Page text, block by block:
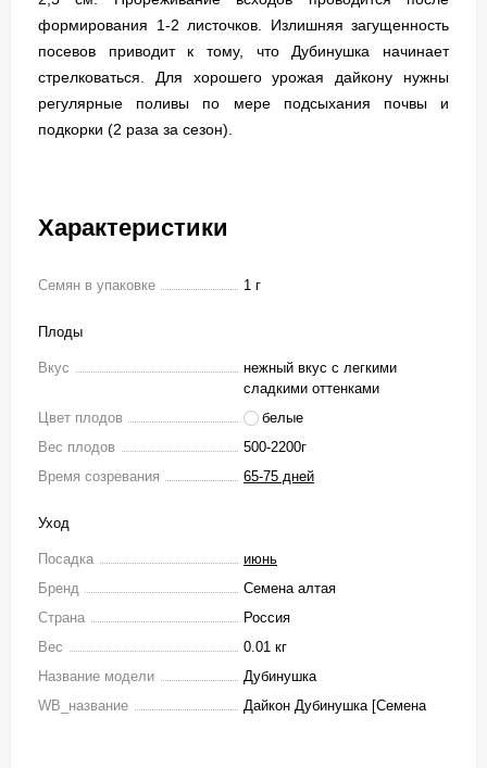
формирования 1-2 листочков. Излишняя загущенность
посевов приводит к тому, что Дубинушка начинает
стрелковаться. Для хорошего урожая дайкону нужны
регулярные поливы по мере подсыхания почвы и
подкорки (2 раза за сезон).
Характеристики
Семян в упаковке 1 г
Плоды
Вкус
нежный вкус с легкими
сладкими оттенками
Цвет плодов
белые
Вес плодов
500-2200г
Время созревания
65-75 дней
Уход
Посадка
июнь
Бренд
Семена алтая
Страна
Россия
Вес
0.01 кг
Название модели
Дубинушка
WB_название
Дайкон Дубинушка [Семена